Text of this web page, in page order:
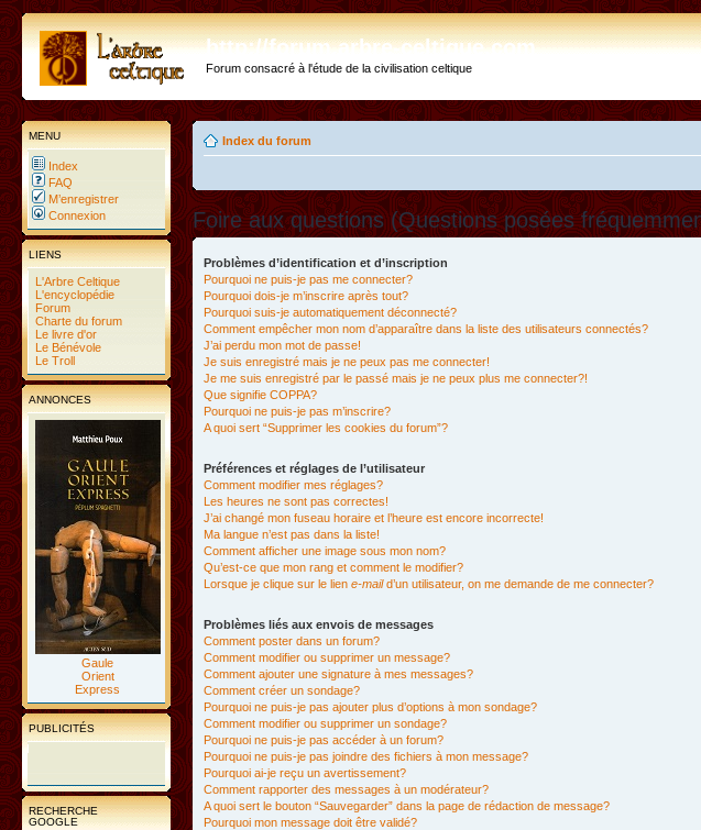
http://forum.arbre-celtique.com
Forum consacré à l'étude de la civilisation celtique
MENU
Index
FAQ
M’enregistrer
Connexion
LIENS
L'Arbre Celtique
L'encyclopédie
Forum
Charte du forum
Le livre d'or
Le Bénévole
Le Troll
ANNONCES
Gaule
Orient
Express
PUBLICITÉS
RECHERCHE
GOOGLE
Index du forum
Foire aux questions (Questions posées
Problèmes d’identification et d’inscription
Pourquoi ne puis-je pas me connecter?
Pourquoi dois-je m’inscrire après tout?
Pourquoi suis-je automatiquement déconnecté?
Comment empêcher mon nom d’apparaître dans la liste des utilisateurs connectés?
J’ai perdu mon mot de passe!
Je suis enregistré mais je ne peux pas me connecter!
Je me suis enregistré par le passé mais je ne peux plus me connecter?!
Que signifie COPPA?
Pourquoi ne puis-je pas m’inscrire?
A quoi sert “Supprimer les cookies du forum”?
Préférences et réglages de l’utilisateur
Comment modifier mes réglages?
Les heures ne sont pas correctes!
J’ai changé mon fuseau horaire et l’heure est encore incorrecte!
Ma langue n’est pas dans la liste!
Comment afficher une image sous mon nom?
Qu’est-ce que mon rang et comment le modifier?
Lorsque je clique sur le lien e-maild’un utilisateur, on me demande de me connecter?
Problèmes liés aux envois de messages
Comment poster dans un forum?
Comment modifier ou supprimer un message?
Comment ajouter une signature à mes messages?
Comment créer un sondage?
Pourquoi ne puis-je pas ajouter plus d’options à mon sondage?
Comment modifier ou supprimer un sondage?
Pourquoi ne puis-je pas accéder à un forum?
Pourquoi ne puis-je pas joindre des fichiers à mon message?
Pourquoi ai-je reçu un avertissement?
Comment rapporter des messages à un modérateur?
A quoi sert le bouton “Sauvegarder” dans la page de rédaction de message?
Pourquoi mon message doit être validé?